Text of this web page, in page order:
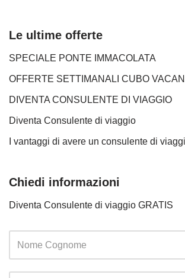
Le ultime offerte
SPECIALE PONTE IMMACOLATA
OFFERTE SETTIMANALI CUBO
DIVENTA CONSULENTE DI VIAGGIO
Diventa Consulente di viaggio
I vantaggi di avere un consulente di
Chiedi informazioni
Diventa Consulente di viaggio GRATIS